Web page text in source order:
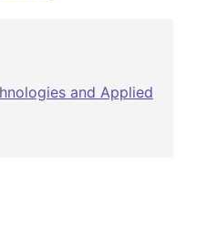
and Applied